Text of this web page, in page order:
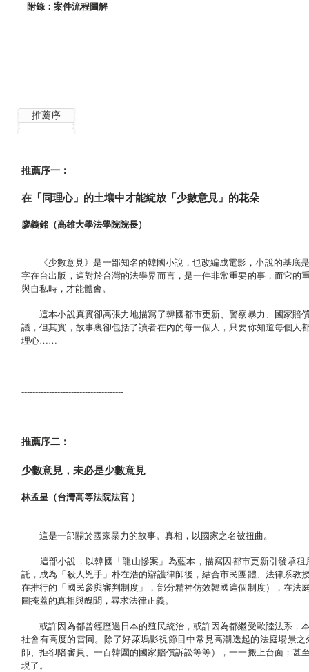
附錄：案件流程圖解
推薦序
推薦序一：
在「同理心」的土壤中才能綻放「少數意見」的花朵
廖義銘（高雄大學法學院院長）
《少數意見》是一部知名的韓國小說，也改編成電影，小說的基底
字在台出版，這對於台灣的法學界而言，是一件非常重要的事，而它
與自私時，才能體會。
這本小說真實卻高張力地描寫了韓國都市更新、警察暴力、國家賠
議，但其實，故事裏卻包括了讀者在內的每一個人，只要你知道每個
理心……
-------------------------------------
推薦序二：
少數意見，未必是少數意見
林孟皇（台灣高等法院法官 ）
這是一部關於國家暴力的故事。真相，以國家之名被扭曲。
這部小說，以韓國「龍山慘案」為藍本，描寫因都市更新引發承租
託，成為「殺人兇手」朴在浩的辯護律師後，結合市民團體、法律系
在推行的「國民參與審判制度」，部分精神仿效韓國這個制度），在
圖掩蓋的真相與醜聞，尋求法律正義。
或許因為都曾經歷過日本的殖民統治，或許因為都繼受歐陸法系，
社會有高度的雷同。除了好萊塢影視節目中常見高潮迭起的法庭場景
師、拒卻陪審員、一百韓圜的國家賠償訴訟等等），一一搬上台面；
現了。